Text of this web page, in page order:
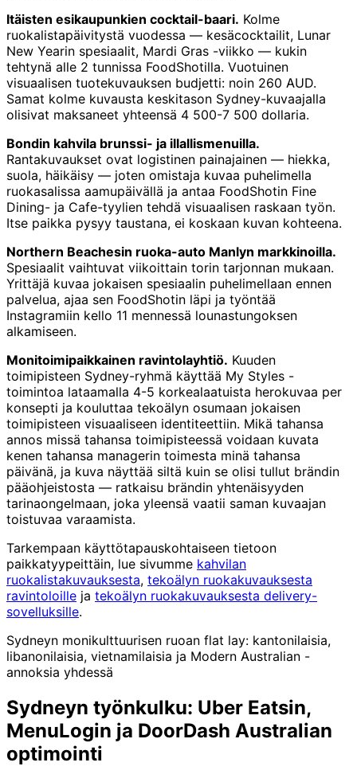
Itäisten esikaupunkien cocktail-baari. Kolme
ruokalistapäivitystä vuodessa — kesäcocktailit, Lunar
New Yearin spesiaalit, Mardi Gras -viikko — kukin
tehtynä alle 2 tunnissa FoodShotilla. Vuotuinen
visuaalisen tuotekuvauksen budjetti: noin 260 AUD.
Samat kolme kuvausta keskitason Sydney-kuvaajalla
olisivat maksaneet yhteensä 4 500-7 500 dollaria.
Bondin kahvila brunssi- ja illallismenuilla.
Rantakuvaukset ovat logistinen painajainen — hiekka,
suola, häikäisy — joten omistaja kuvaa puhelimella
ruokasalissa aamupäivällä ja antaa FoodShotin Fine
Dining- ja Cafe-tyylien tehdä visuaalisen raskaan työn.
Itse paikka pysyy taustana, ei koskaan kuvan kohteena.
Northern Beachesin ruoka-auto Manlyn markkinoilla.
Spesiaalit vaihtuvat viikoittain torin tarjonnan mukaan.
Yrittäjä kuvaa jokaisen spesiaalin puhelimellaan ennen
palvelua, ajaa sen FoodShotin läpi ja työntää
Instagramiin kello 11 mennessä lounastungoksen
alkamiseen.
Monitoimipaikkainen ravintolayhtiö. Kuuden
toimipisteen Sydney-ryhmä käyttää My Styles -
toimintoa lataamalla 4-5 korkealaatuista herokuvaa per
konsepti ja kouluttaa tekoälyn osumaan jokaisen
toimipisteen visuaaliseen identiteettiin. Mikä tahansa
annos missä tahansa toimipisteessä voidaan kuvata
kenen tahansa managerin toimesta minä tahansa
päivänä, ja kuva näyttää siltä kuin se olisi tullut brändin
pääohjeistosta — ratkaisu brändin yhtenäisyyden
tarinaongelmaan, joka yleensä vaatii saman kuvaajan
toistuvaa varaamista.
Tarkempaan käyttötapauskohtaiseen tietoon
paikkatyypeittäin, lue sivumme kahvilan
ruokalistakuvauksesta, tekoälyn ruokakuvauksesta
ravintoloille ja tekoälyn ruokakuvauksesta delivery-
sovelluksille.
Sydneyn monikulttuurisen ruoan flat lay: kantonilaisia,
libanonilaisia, vietnamilaisia ja Modern Australian -
annoksia yhdessä
Sydneyn työnkulku: Uber Eatsin,
MenuLogin ja DoorDash Australian
optimointi